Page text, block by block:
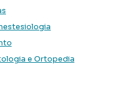
e Ortopedia